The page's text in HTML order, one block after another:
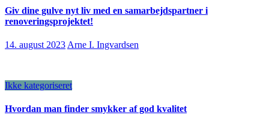
Giv dine gulve nyt liv med en samarbejdspartner i
renoveringsprojektet!
14. august 2023 Arne I. Ingvardsen
Ikke kategoriseret
Hvordan man finder smykker af god kvalitet